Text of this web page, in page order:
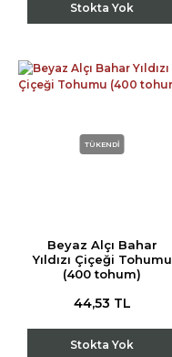
Stokta Yok
TÜKENDİ
Beyaz Alçı Bahar
Yıldızı Çiçeği Tohumu
(400 tohum)
44,53 TL
Stokta Yok